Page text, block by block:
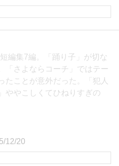
編集7編。「踊り子」が切な
「さよならコーチ」ではテー
たことが意外だった。「犯人
ややこしくてひねりすぎの
12/20